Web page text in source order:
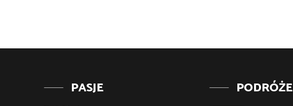
PASJE PODRÓŻE